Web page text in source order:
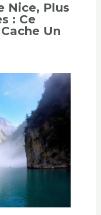
Nice, Plus
: Ce
Un